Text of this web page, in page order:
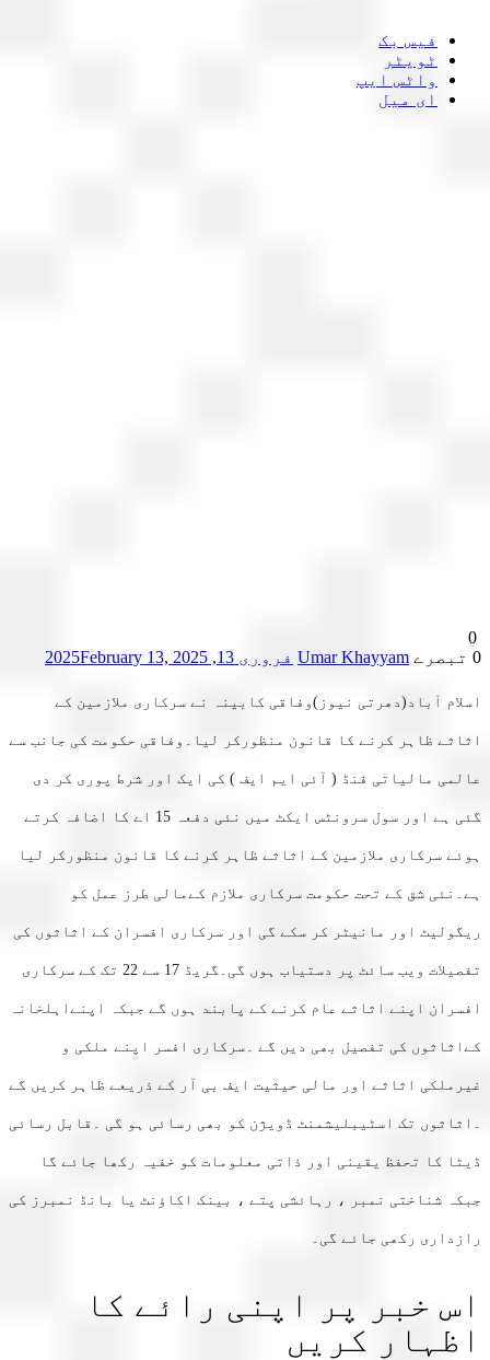
فیس بک
ٹویٹر
واٹس ایپ
ای میل
Umar Khayyam فروری 13, 2025 February 13, 2025
آباد(دھرتی نیوز)وفاقی کابینہ نے سرکاری ملازمین کے
ظاہر کرنے کا قانون منظورکر لیا۔وفاقی حکومت کی جانب سے
مالیاتی فنڈ ( آئی ایم ایف ) کی ایک اور شرط پوری کر دی
گئی ہے اور سول سرونٹس ایکٹ میں نئی دفعہ 15 اے کا اضافہ کرتے
سرکاری ملازمین کے اثاثے ظاہر کرنے کا قانون منظورکر لیا
شق کے تحت حکومت سرکاری ملازم کےمالی طرز عمل کو
اور مانیٹر کر سکے گی اور سرکاری افسران کے اثاثوں کی
تفصیلات ویب سائٹ پر دستیاب ہوں گی۔گریڈ 17 سے 22 تک کے سرکاری
اپنے اثاثے عام کرنے کے پابند ہوں گے جبکہ اپنےاہلخانہ
کی تفصیل بھی دیں گے ۔سرکاری افسر اپنے ملکی و
اثاثے اور مالی حیثیت ایف بی آر کے ذریعے ظاہر کریں گے
تک اسٹیبلیشمنٹ ڈویژن کو بھی رسائی ہو گی ۔قابل رسائی
کا تحفظ یقینی اور ذاتی معلومات کو خفیہ رکھا جائے گا
شناختی نمبر ، رہائشی پتے ، بینک اکاؤنٹ یا بانڈ نمبرز کی
رکھی جائے گی۔
خبر پر اپنی رائے کا
کریں